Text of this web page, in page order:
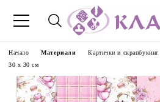
Начало Материали Картички и скрапбукинг
30 х 30 см